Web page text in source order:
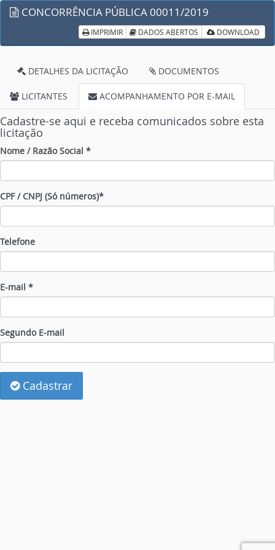
CONCORRÊNCIA PÚBLICA 00011/2019
IMPRIMIR DADOS ABERTOS DOWNLOAD
DETALHES DA LICITAÇÃO DOCUMENTOS
LICITANTES ACOMPANHAMENTO POR E-MAIL
Cadastre-se aqui e receba comunicados sobre esta
licitação
Nome / Razão Social *
CPF / CNPJ (Só números)*
Telefone
E-mail *
Segundo E-mail
Cadastrar